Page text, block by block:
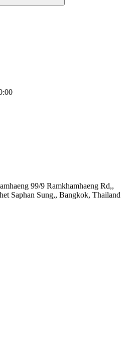
99/9 Ramkhamhaeng Rd,,
Saphan Sung,, Bangkok, Thailand